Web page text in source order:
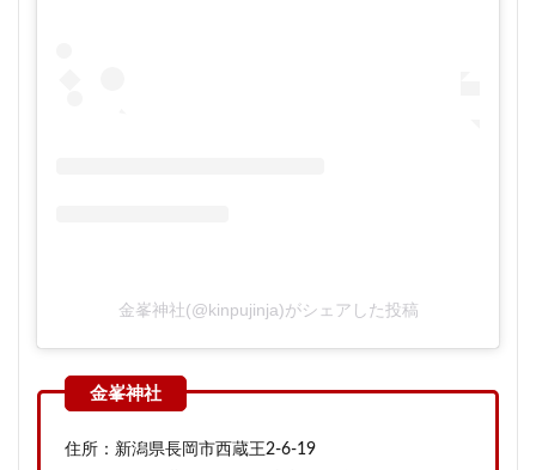
金峯神社(@kinpujinja)がシェアした投稿
住所：新潟県長岡市西蔵王2-6-19